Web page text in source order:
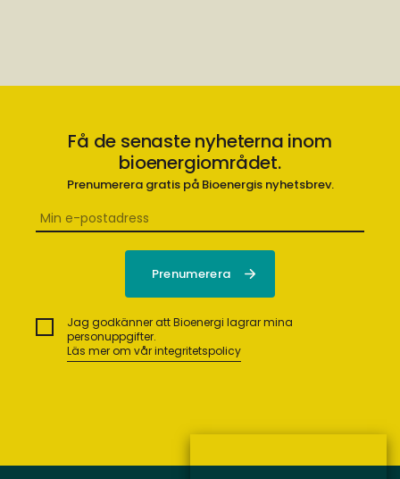
Få de senaste nyheterna inom
bioenergiområdet.
Prenumerera gratis på Bioenergis nyhetsbrev.
Jag godkänner att Bioenergi lagrar mina
personuppgifter.
Läs mer om vår integritetspolicy